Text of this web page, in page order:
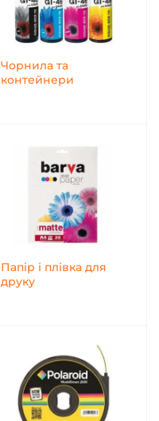
Чорнила та
контейнери
Папір і плівка для
друку